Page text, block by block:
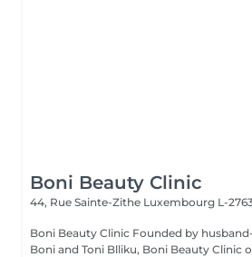
Boni Beauty Clinic
44, Rue Sainte-Zithe Luxembourg L-
Boni Beauty Clinic Founded by husband-and-wife team Irena
Boni and Toni Blliku, Boni Beauty Clinic